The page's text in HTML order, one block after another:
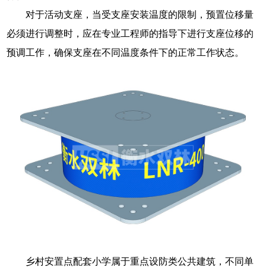
对于活动支座，当受支座安装温度的限制，预置位移量
必须进行调整时，应在专业工程师的指导下进行支座位移的
预调工作，确保支座在不同温度条件下的正常工作状态。
乡村安置点配套小学属于重点设防类公共建筑，不同单